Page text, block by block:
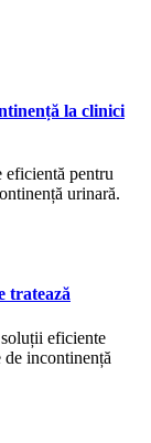
la clinici
eficientă pentru
urinară.
tratează
eficiente
de incontinență